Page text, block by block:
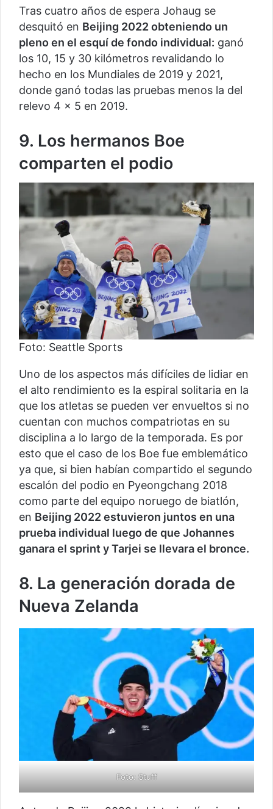
Tras cuatro años de espera Johaug se
desquitó en Beijing 2022 obteniendo un
pleno en el esquí de fondo individual: ganó
los 10, 15 y 30 kilómetros revalidando lo
hecho en los Mundiales de 2019 y 2021,
donde ganó todas las pruebas menos la del
relevo 4 x 5 en 2019.
9. Los hermanos Boe
comparten el podio
Foto: Seattle Sports
Uno de los aspectos más difíciles de lidiar en
el alto rendimiento es la espiral solitaria en la
que los atletas se pueden ver envueltos si no
cuentan con muchos compatriotas en su
disciplina a lo largo de la temporada. Es por
esto que el caso de los Boe fue emblemático
ya que, si bien habían compartido el segundo
escalón del podio en Pyeongchang 2018
como parte del equipo noruego de biatlón,
en Beijing 2022 estuvieron juntos en una
prueba individual luego de que Johannes
ganara el sprint y Tarjei se llevara el bronce.
8. La generación dorada de
Nueva Zelanda
Foto: Stuff